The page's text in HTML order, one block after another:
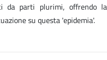
da parti plurimi, offrendo la
su questa 'epidemia'.